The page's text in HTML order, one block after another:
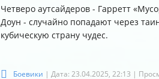
Четверо аутсайдеров - Гарретт
Доун - случайно попадают через
кубическую страну чудес.
Боевики | Дата: 23.04.2025, 22:13 |